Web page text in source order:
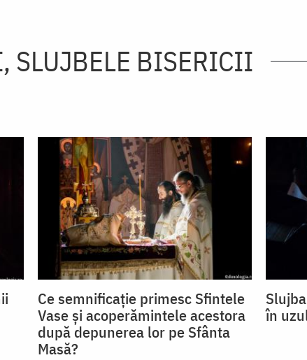
SLUJBELE BISERICII
Ce semnificație primesc Sfintele
Vase și acoperămintele acestora
după depunerea lor pe Sfânta
Masă?
în